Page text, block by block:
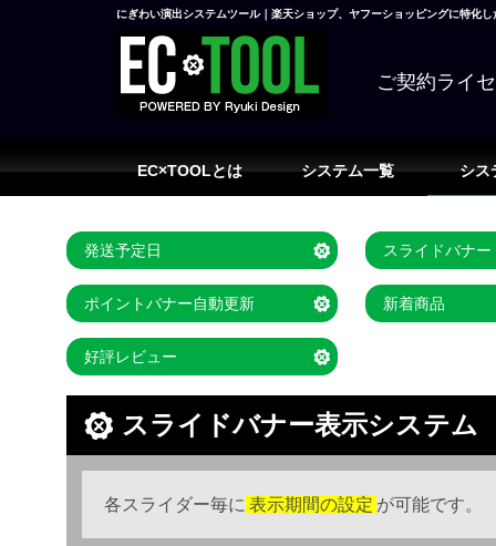
にぎわい演出システムツール｜楽天ショップ、ヤフーショッピングに特化
ご契約ライ
EC×TOOLとは システム一覧 シス